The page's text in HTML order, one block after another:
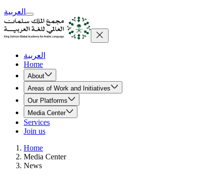
العربية
العربية
Home
About
Areas of Work and Initiatives
Our Platforms
Media Center
Services
Join us
Home
Media Center
News